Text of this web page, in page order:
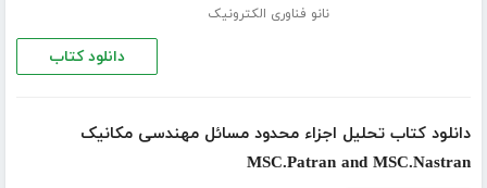
نانو فناوری الکترونیک
دانلود کتاب
دانلود کتاب تحلیل اجزاء محدود مسائل مهندسی مکانیک
MSC.Patran and MSC.Nastran